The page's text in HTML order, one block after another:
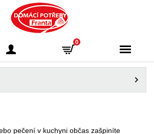
Franta - Příbram
0
pečení v kuchyni občas zašpiníte